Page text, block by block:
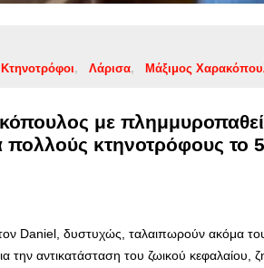
Κτηνοτρόφοι Λάρισα Μάξιμος
με
κτηνοτρόφους το
Daniel, δυστυχώς, ταλαιπωρούν ακόμα
την αντικατάσταση του ζωικού κεφαλαίου,